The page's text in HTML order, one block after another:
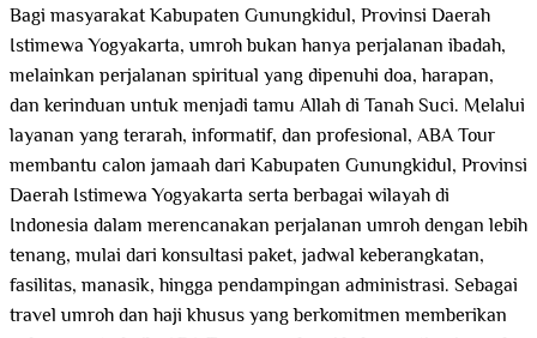
Bagi masyarakat Kabupaten Gunungkidul, Provinsi Daerah
Istimewa Yogyakarta, umroh bukan hanya perjalanan ibadah,
melainkan perjalanan spiritual yang dipenuhi doa, harapan,
dan kerinduan untuk menjadi tamu Allah di Tanah Suci. Melalui
layanan yang terarah, informatif, dan profesional, ABA Tour
membantu calon jamaah dari Kabupaten Gunungkidul, Provinsi
Daerah Istimewa Yogyakarta serta berbagai wilayah di
Indonesia dalam merencanakan perjalanan umroh dengan lebih
tenang, mulai dari konsultasi paket, jadwal keberangkatan,
fasilitas, manasik, hingga pendampingan administrasi. Sebagai
travel umroh dan haji khusus yang berkomitmen memberikan